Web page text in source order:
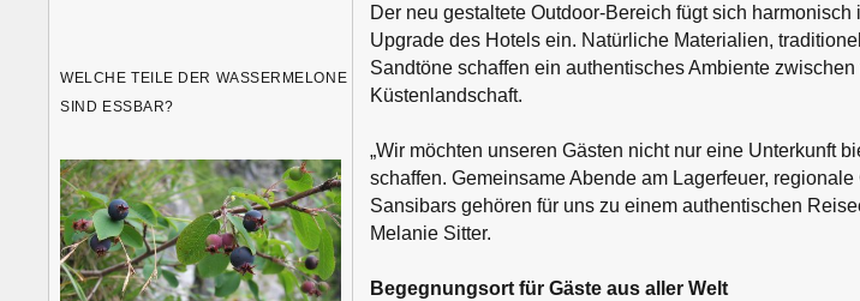
Der neu gestaltete Outdoor-Bereich fügt sich
Upgrade des Hotels ein. Natürliche Materialien,
Sandtöne schaffen ein authentisches Ambiente
Küstenlandschaft.
„Wir möchten unseren Gästen nicht nur eine Unterkunft
schaffen. Gemeinsame Abende am Lagerfeuer,
Sansibars gehören für uns zu einem authentischen
Melanie Sitter.
Begegnungsort für Gäste aus aller Welt
WELCHE TEILE DER WASSERMELONE
SIND ESSBAR?